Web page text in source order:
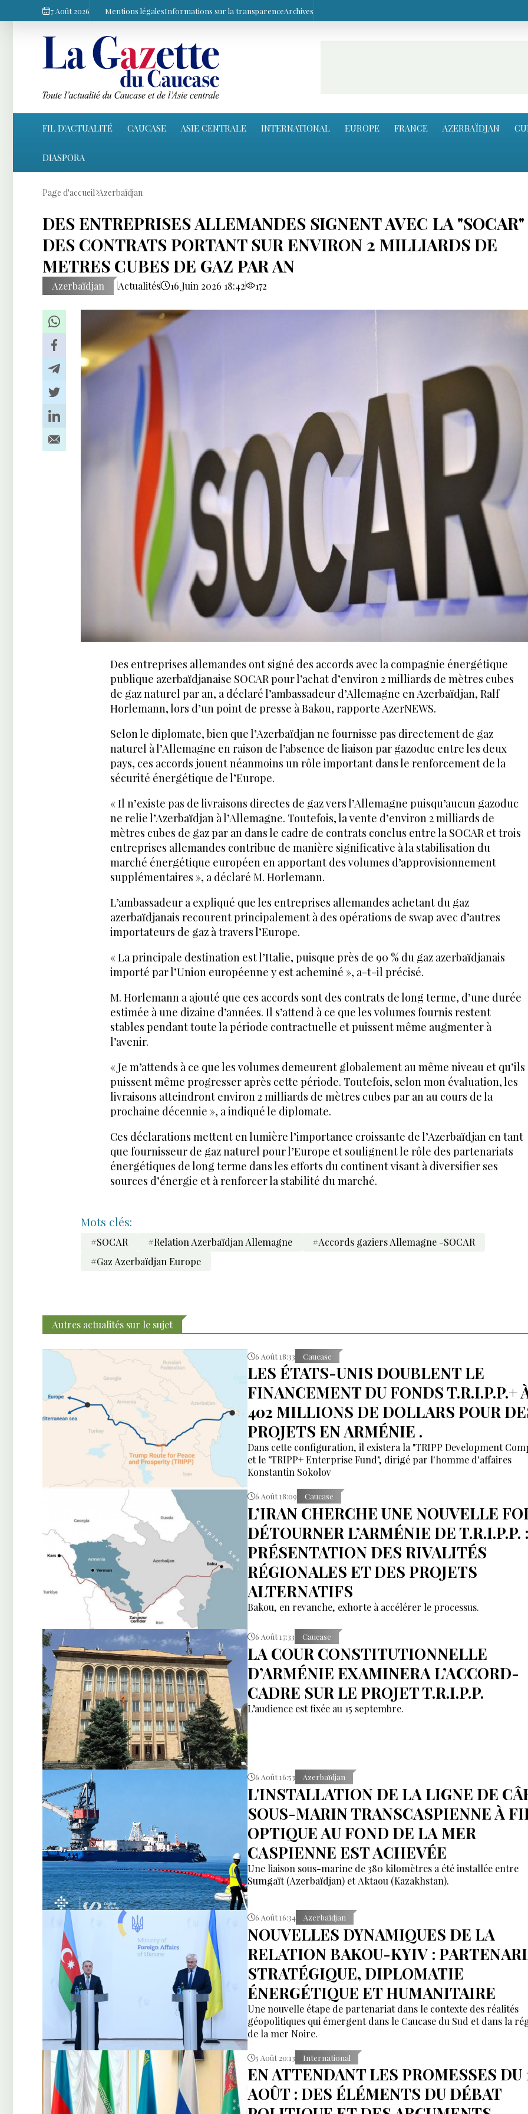
7 Août 2026 Mentions légalesInformations sur la transparenceArchives
FIL D'ACTUALITÉ CAUCASE ASIE CENTRALE INTERNATIONAL EUROPE FRANCE AZERBAÏDJAN
DIASPORA
Page d'accueil Azerbaïdjan
DES ENTREPRISES ALLEMANDES SIGNENT AVEC LA "SOCAR"
DES CONTRATS PORTANT SUR ENVIRON 2 MILLIARDS DE
METRES CUBES DE GAZ PAR AN
Azerbaïdjan Actualités 16 Juin 2026 18:42 172
Des entreprises allemandes ont signé des accords avec la compagnie énergétique
publique azerbaïdjanaise SOCAR pour l’achat d’environ 2 milliards de mètres cubes
de gaz naturel par an, a déclaré l’ambassadeur d’Allemagne en Azerbaïdjan, Ralf
Horlemann, lors d’un point de presse à Bakou, rapporte AzerNEWS.
Selon le diplomate, bien que l’Azerbaïdjan ne fournisse pas directement de gaz
naturel à l’Allemagne en raison de l’absence de liaison par gazoduc entre les deux
pays, ces accords jouent néanmoins un rôle important dans le renforcement de la
sécurité énergétique de l’Europe.
« Il n’existe pas de livraisons directes de gaz vers l’Allemagne puisqu’aucun gazoduc
ne relie l’Azerbaïdjan à l’Allemagne. Toutefois, la vente d’environ 2 milliards de
mètres cubes de gaz par an dans le cadre de contrats conclus entre la SOCAR et trois
entreprises allemandes contribue de manière significative à la stabilisation du
marché énergétique européen en apportant des volumes d’approvisionnement
supplémentaires », a déclaré M. Horlemann.
L’ambassadeur a expliqué que les entreprises allemandes achetant du gaz
azerbaïdjanais recourent principalement à des opérations de swap avec d’autres
importateurs de gaz à travers l’Europe.
« La principale destination est l’Italie, puisque près de 90 % du gaz azerbaïdjanais
importé par l’Union européenne y est acheminé », a-t-il précisé.
M. Horlemann a ajouté que ces accords sont des contrats de long terme, d’une durée
estimée à une dizaine d’années. Il s’attend à ce que les volumes fournis restent
stables pendant toute la période contractuelle et puissent même augmenter à
l’avenir.
« Je m’attends à ce que les volumes demeurent globalement au même niveau et qu’ils
puissent même progresser après cette période. Toutefois, selon mon évaluation, les
livraisons atteindront environ 2 milliards de mètres cubes par an au cours de la
prochaine décennie », a indiqué le diplomate.
Ces déclarations mettent en lumière l’importance croissante de l’Azerbaïdjan en tant
que fournisseur de gaz naturel pour l’Europe et soulignent le rôle des partenariats
énergétiques de long terme dans les efforts du continent visant à diversifier ses
sources d’énergie et à renforcer la stabilité du marché.
Mots clés:
#SOCAR #Relation Azerbaïdjan Allemagne
#Accords gaziers Allemagne -SOCAR
#Gaz Azerbaïdjan Europe
Autres actualités sur le sujet
6 Août 18:33 Caucase
LES ÉTATS-UNIS DOUBLENT LE
FINANCEMENT DU FONDS T.R.I.P.P.+
402 MILLIONS DE DOLLARS POUR
PROJETS EN ARMÉNIE .
Dans cette configuration, il existera la "TRIPP Development
et le "TRIPP+ Enterprise Fund", dirigé par l'homme d'affaires
Konstantin Sokolov
6 Août 18:09 Caucase
L’IRAN CHERCHE UNE NOUVELLE
DÉTOURNER L’ARMÉNIE DE T.R.I.P.P. :
PRÉSENTATION DES RIVALITÉS
RÉGIONALES ET DES PROJETS
ALTERNATIFS
Bakou, en revanche, exhorte à accélérer le processus.
6 Août 17:33 Caucase
LA COUR CONSTITUTIONNELLE
D’ARMÉNIE EXAMINERA L’ACCORD-
CADRE SUR LE PROJET T.R.I.P.P.
L’audience est fixée au 15 septembre.
6 Août 16:53 Azerbaïdjan
L'INSTALLATION DE LA LIGNE DE
SOUS-MARIN TRANSCASPIENNE À
OPTIQUE AU FOND DE LA MER
CASPIENNE EST ACHEVÉE
Une liaison sous-marine de 380 kilomètres a été installée entre
Sumgaït (Azerbaïdjan) et Aktaou (Kazakhstan).
6 Août 16:34 Azerbaïdjan
NOUVELLES DYNAMIQUES DE LA
RELATION BAKOU-KYIV :
STRATÉGIQUE, DIPLOMATIE
ÉNERGÉTIQUE ET HUMANITAIRE
Une nouvelle étape de partenariat dans le contexte des réalités
géopolitiques qui émergent dans le Caucase du Sud et dans la
de la mer Noire.
5 Août 20:13 International
EN ATTENDANT LES PROMESSES DU
AOÛT : DES ÉLÉMENTS DU DÉBAT